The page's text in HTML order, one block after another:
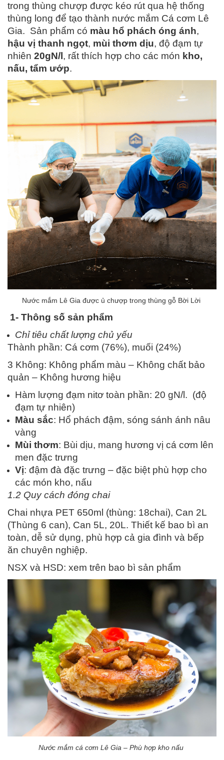
trong thùng chượp được kéo rút qua hệ thống
thùng long để tạo thành nước mắm Cá cơm Lê
Gia. Sản phẩm có màu hổ phách óng ánh,
hậu vị thanh ngọt, mùi thơm dịu, độ đạm tự
nhiên 20gN/l , rất thích hợp cho các món kho,
nấu, tẩm ướp.
Nước mắm Lê Gia được ủ chượp trong thùng gỗ Bời Lời
1- Thông số sản phẩm
Chỉ tiêu chất lượng chủ yếu
Thành phần: Cá cơm (76%), muối (24%)
3 Không: Không phẩm màu – Không chất bảo
quản – Không hương hiệu
Hàm lượng đạm nitơ toàn phần: 20 gN/l. (độ
đạm tự nhiên)
Màu sắc: Hổ phách đậm, sóng sánh ánh nâu
vàng
Mùi thơm: Bùi dịu, mang hương vị cá cơm lên
men đặc trưng
Vị: đậm đà đặc trưng – đặc biệt phù hợp cho
các món kho, nấu
1.2 Quy cách đóng chai
Chai nhựa PET 650ml (thùng: 18chai), Can 2L
(Thùng 6 can), Can 5L, 20L. Thiết kế bao bì an
toàn, dễ sử dụng, phù hợp cả gia đình và bếp
ăn chuyên nghiệp.
NSX và HSD: xem trên bao bì sản phẩm
Nước mắm cá cơm Lê Gia – Phù hợp kho nấu